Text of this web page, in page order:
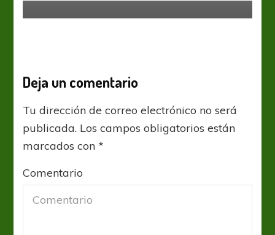
Deja un comentario
Tu dirección de correo electrónico no será
publicada. Los campos obligatorios están
marcados con*
Comentario